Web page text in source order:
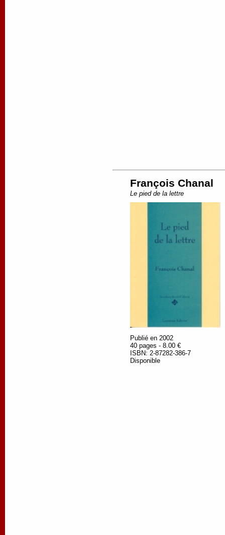
François Chanal
Le pied de la lettre
Publié en 2002
40 pages - 8.00 €
ISBN: 2-87282-386-7
Disponible